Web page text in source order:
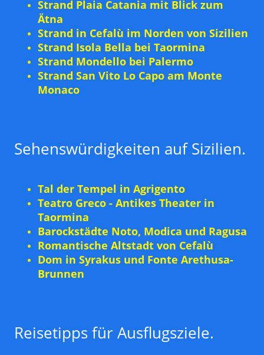
Strand Plaia Catania mit Blick zum
Ätna
Strand in Cefalù im Norden von Sizilien
Strand Isola Bella bei Taormina
Strand Mondello bei Palermo
Strand San Vito Lo Capo am Monte
Monaco
Sehenswürdigkeiten auf Sizilien.
Tal der Tempel in Agrigento
Teatro Greco - Antikes Theater in
Taormina
Barockstädte Noto, Modica und Ragusa
Romantische Altstadt von Cefalù
Dom in Syrakus und Fonte Arethusa-
Brunnen
Reisetipps für Ausflugsziele.